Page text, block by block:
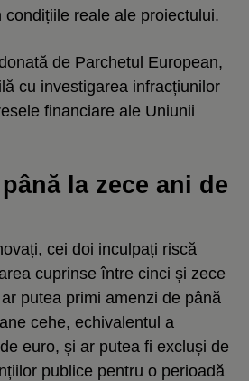
reale ale proiectului.
de Parchetul European,
cu investigarea infracțiunilor
financiare ale Uniunii
la zece ani de
cei doi inculpați riscă
cuprinse între cinci și zece
putea primi amenzi de până
cehe, echivalentul a
euro, și ar putea fi excluși de
publice pentru o perioadă